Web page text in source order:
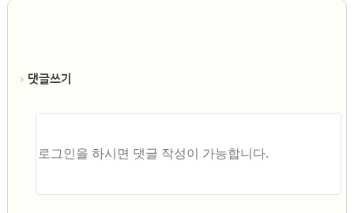
댓글쓰기